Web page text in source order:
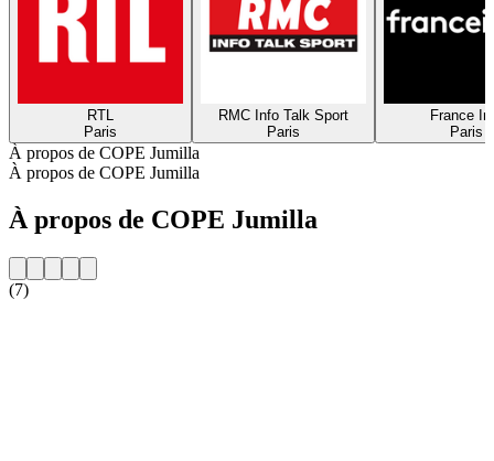
RTL
Paris
RMC Info Talk Sport
Paris
France
Paris
À propos de COPE Jumilla
À propos de COPE Jumilla
À propos de COPE Jumilla
(7)